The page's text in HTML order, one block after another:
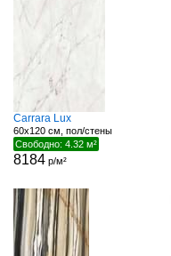
Carrara Lux
60x120 см, пол/стены
Свободно: 4.32 м²
8184 р/м²